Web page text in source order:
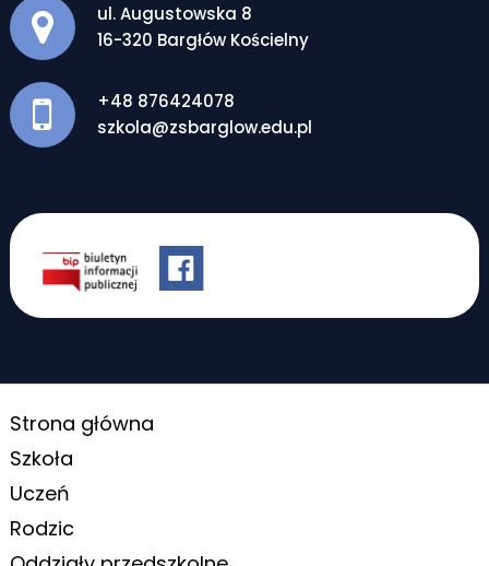
Adres pocztowy:
ul. Augustowska 8
16-320 Bargłów Kościelny
+48 876424078
szkola@zsbarglow.edu.pl
Strona główna
Szkoła
Uczeń
Rodzic